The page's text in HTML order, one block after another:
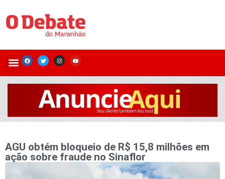
AGU obtém bloqueio de R$ 15,8 milhões em
ação sobre fraude no Sinaflor